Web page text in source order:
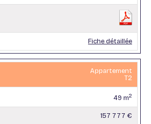
Fiche détaillée
Appartement
T2
49 m2
157 777 €